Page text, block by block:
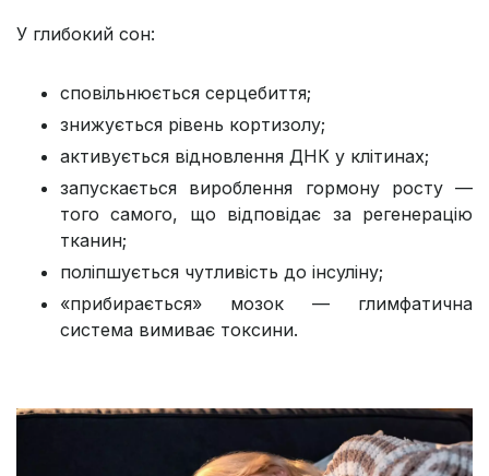
У глибокий сон:
сповільнюється серцебиття;
знижується рівень кортизолу;
активується відновлення ДНК у клітинах;
запускається вироблення гормону росту —
того самого, що відповідає за регенерацію
тканин;
поліпшується чутливість до інсуліну;
«прибирається» мозок — глимфатична
система вимиває токсини.